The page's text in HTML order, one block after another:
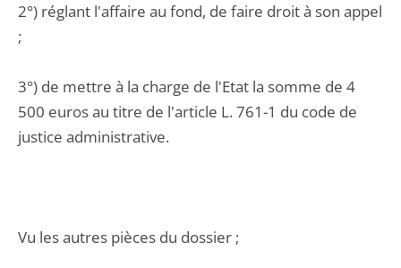
2°) réglant l'affaire au fond, de faire droit à son appel
;
3°) de mettre à la charge de l'Etat la somme de 4
500 euros au titre de l'article L. 761-1 du code de
justice administrative.
Vu les autres pièces du dossier ;